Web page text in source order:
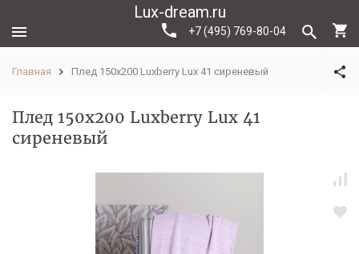
Lux-dream.ru
+7 (495) 769-80-04
Главная Плед 150х200 Luxberry Lux 41 сиреневый
Плед 150х200 Luxberry Lux 41
сиреневый